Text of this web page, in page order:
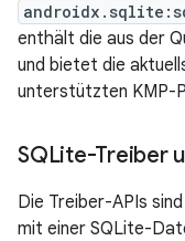
enthält die aus der
und bietet die
unterstützten KMP-
SQLite-Treiber
Die Treiber-APIs
mit einer SQLite-